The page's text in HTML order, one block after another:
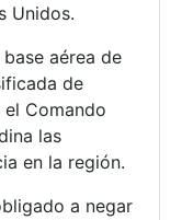
Unidos.
aérea de
de
Comando
las
en la región.
a negar